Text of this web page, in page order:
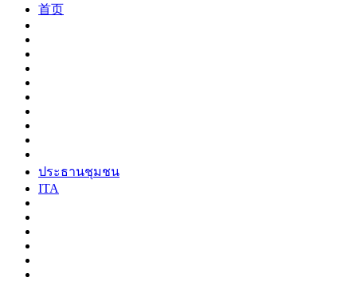
首页
ประธานชุมชน
ITA